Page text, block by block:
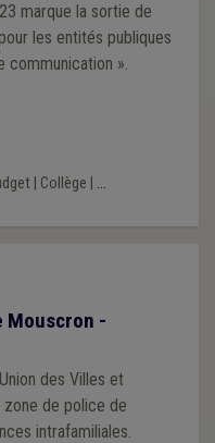
les entités publiques
communication ».
| Collège ...
Mouscron -
des Villes et
zone de police de
intrafamiliales.